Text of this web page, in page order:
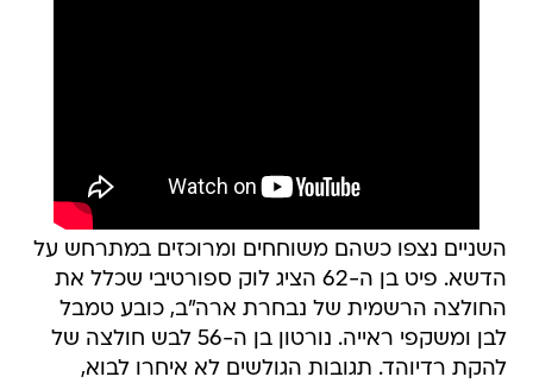
השניים נצפו כשהם משוחחים ומרוכזים במתרחש על
הדשא. פיט בן ה-62 הציג לוק ספורטיבי שכלל את
החולצה הרשמית של נבחרת ארה"ב, כובע טמבל
לבן ומשקפי ראייה. נורטון בן ה-56 לבש חולצה של
להקת רדיוהד. תגובות הגולשים לא איחרו לבוא,